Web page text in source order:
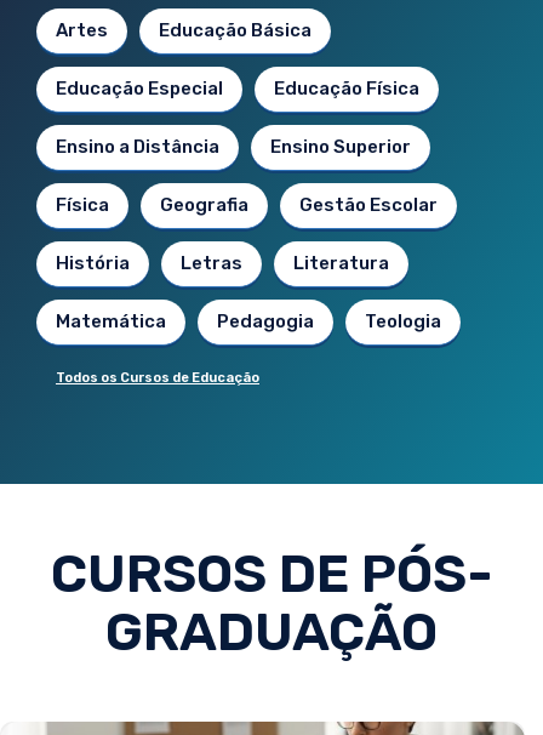
Artes Educação Básica
Educação Especial Educação Física
Ensino a Distância Ensino Superior
Física Geografia Gestão Escolar
História Letras Literatura
Matemática Pedagogia Teologia
Todos os Cursos de Educação
CURSOS DE PÓS-
GRADUAÇÃO